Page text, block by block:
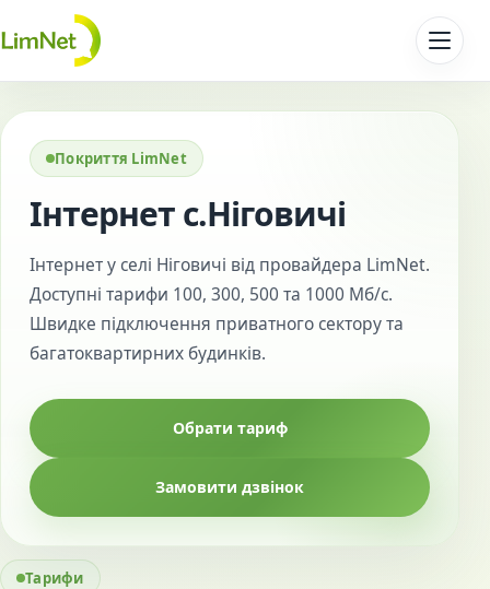
Перейти до контенту
Покриття LimNet
Інтернет с.Ніговичі
Інтернет у селі Ніговичі від провайдера LimNet.
Доступні тарифи 100, 300, 500 та 1000 Мб/с.
Швидке підключення приватного сектору та
багатоквартирних будинків.
Обрати тариф
Замовити дзвінок
Тарифи